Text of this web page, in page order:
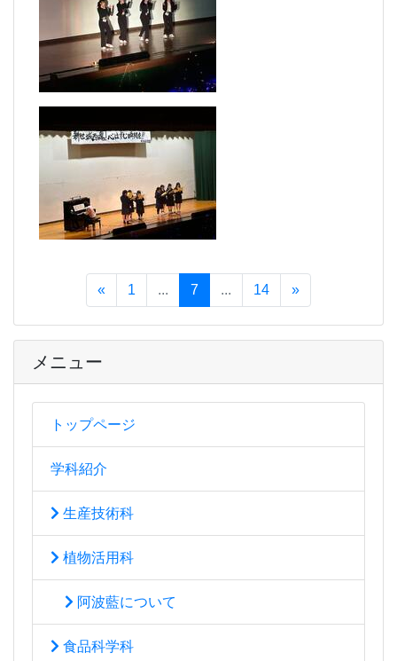
メニュー
トップページ
学科紹介
生産技術科
植物活用科
阿波藍について
食品科学科
« 1 ... 7 ... 14 »